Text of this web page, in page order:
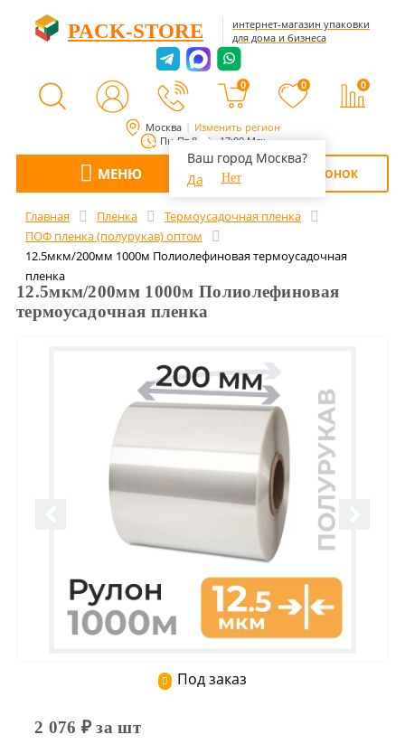
Москва Изменить регион
Ваш город Москва?
Да
Нет
Пн-Пт 8:00 - 17:00 Мск
PACK-STORE
интернет-магазин упаковки
для дома и бизнеса
0 0 0
МЕНЮ ОБРАТНЫЙ ЗВОНОК
Главная Пленка
Термоусадочная пленка
ПОФ пленка (полурукав) оптом
12.5мкм/200мм 1000м Полиолефиновая термоусадочная
пленка
12.5мкм/200мм 1000м Полиолефиновая
термоусадочная пленка
Под заказ
2 076 ₽ за шт